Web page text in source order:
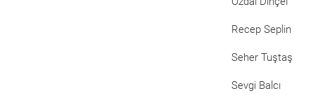
Recep Seplin
Seher Tuştaş
Sevgi Balcı